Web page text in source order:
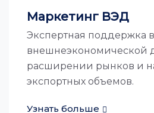
Маркетинг ВЭД
Экспертная поддержка
внешнеэкономической
расширении рынков и
экспортных объемов.
Узнать больше